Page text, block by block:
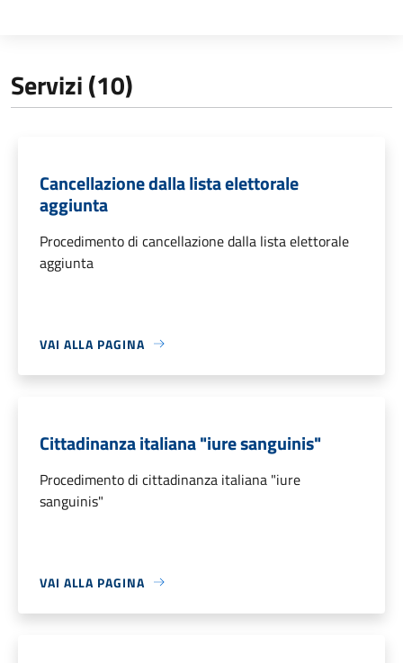
Servizi (10)
Cancellazione dalla lista elettorale
aggiunta
Procedimento di cancellazione dalla lista elettorale
aggiunta
VAI ALLA PAGINA
Cittadinanza italiana "iure sanguinis"
Procedimento di cittadinanza italiana "iure
sanguinis"
VAI ALLA PAGINA